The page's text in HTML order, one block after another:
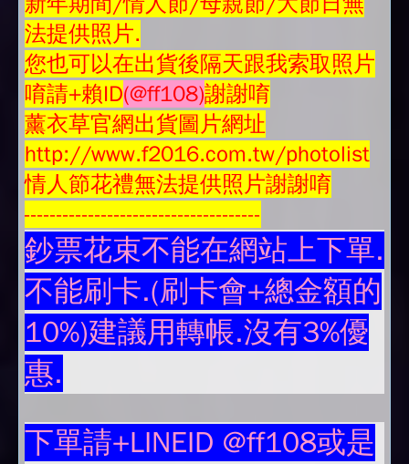
法提供照片.
您也可以在出貨後隔天跟我索取照片
唷請+賴ID(@ff108)謝謝唷
薰衣草官網出貨圖片網址
http://www.f2016.com.tw/photolist
情人節花禮無法提供照片謝謝唷
-------------------------------------
鈔票花束不能在網站上下單.
不能刷卡.(刷卡會+總金額的
10%)建議用轉帳.沒有3%優
惠.
下單請+LINEID @ff108或是